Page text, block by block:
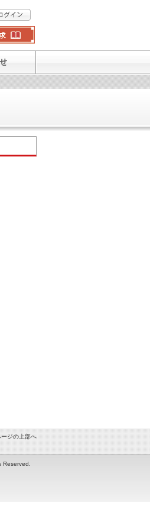
ージの上部へ